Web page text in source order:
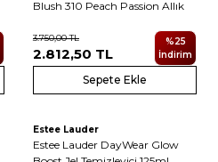
Blush 310 Peach Passion Allık
3.750,00TL
2.812,50 TL
%25
İndirim
Sepete Ekle
Yeni
Estee Lauder
Estee Lauder DayWear Glow